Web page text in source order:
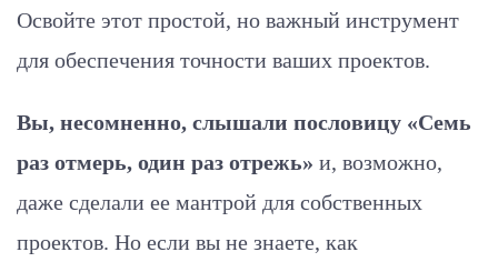
Освойте этот простой, но важный инструмент
для обеспечения точности ваших проектов.
Вы, несомненно, слышали пословицу «Семь
раз отмерь, один раз отрежь» и, возможно,
даже сделали ее мантрой для собственных
проектов. Но если вы не знаете, как